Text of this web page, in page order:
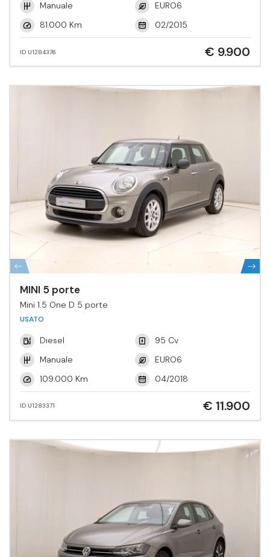
Manuale
EURO6
81.000 Km
02/2015
ID U1284376 € 9.900
MINI 5 porte
Mini 1.5 One D 5 porte
USATO
Diesel
95 Cv
Manuale
EURO6
109.000 Km
04/2018
ID U1283371 € 11.900